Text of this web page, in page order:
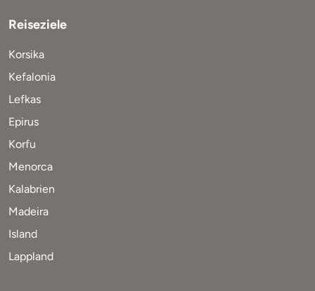
Reiseziele
Korsika
Kefalonia
Lefkas
Epirus
Korfu
Menorca
Kalabrien
Madeira
Island
Lappland